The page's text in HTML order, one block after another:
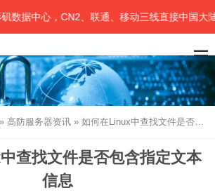
心，CN2、联通、移动三线直接中国大陆.
» 高防服务器资讯 » 如何在Linux中查找文件是否包含指定文本信息
查找文件是否包含指定文本
信息